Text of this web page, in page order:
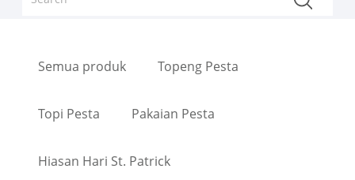
Semua produk Topeng Pesta
Topi Pesta Pakaian Pesta
Hiasan Hari St. Patrick